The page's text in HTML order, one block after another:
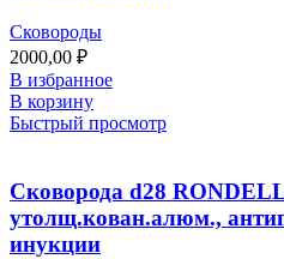
Сковороды
2000,00 ₽
В избранное
В корзину
Быстрый просмотр
Сковорода d28
утолщ.кован.алюм.,
инукции